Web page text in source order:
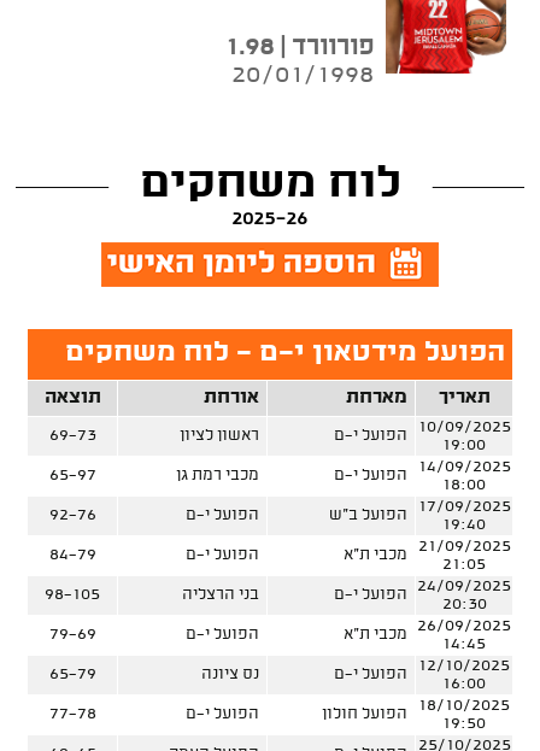
פורוורד | 1.98
20/01/1998
לוח משחקים
2025-26
הפועל מידטאון י-ם - לוח משחקים
תאריך מארחת אורחת תוצאה
10/09/2025
19:00
הפועל י-ם ראשון לציון
69-73
14/09/2025
18:00
הפועל י-ם מכבי רמת גן
65-97
17/09/2025
19:40
הפועל ב"ש הפועל י-ם
92-76
21/09/2025
21:05
מכבי ת"א הפועל י-ם
84-79
24/09/2025
20:30
הפועל י-ם בני הרצליה
98-105
26/09/2025
14:45
מכבי ת"א הפועל י-ם
79-69
12/10/2025
16:00
הפועל י-ם נס ציונה
65-79
18/10/2025
19:50
הפועל חולון הפועל י-ם
77-78
25/10/2025